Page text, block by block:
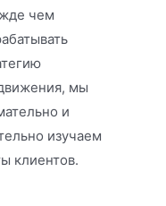
чем
мы
и
изучаем
клиентов.